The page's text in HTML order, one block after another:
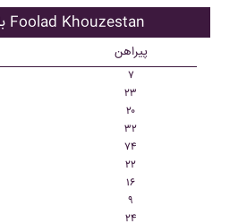
بازیکن ذحیره Foolad Khouzestan
پیراهن
۷
۲۳
۲۰
۳۲
۷۴
۲۲
۱۶
۹
۲۴